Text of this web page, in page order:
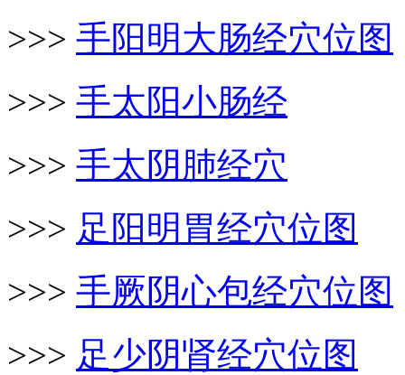
>>> 手阳明大肠经穴位图
>>> 手太阳小肠经
>>> 手太阴肺经穴
>>> 足阳明胃经穴位图
>>> 手厥阴心包经穴位图
>>> 足少阴肾经穴位图